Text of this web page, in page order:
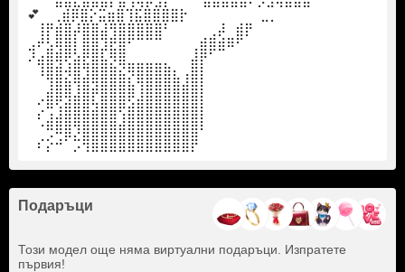
💕 ⠀⢀⣾⡿⣿⡕⣭⣶⣿⢹⣯⣿⣿⣿⣿⡗⠀⠀⠀⠀⠀⠀⠀⠀⣀⡀
⠀⢸⡟⣾⣿⡼⣿⣿⣼⢻⣿⣿⣿⣿⣿⠃⠀⠀⠀⠀⢀⡼⠀⣾⡟
⣠⠞⣣⢿⣿⡇⣿⣿⣹⣟⣿⠋⠉⠉⠉⠀⠀⠀⢀⣾⣿⣾⠿⠋
⠜⣴⣿⢿⢟⣵⣟⣿⣧⡻⣿⣀⣀⣀⣀⡀⠀⠀⣼⡟⠁
⠀⠸⣿⣿⡺⣿⣹⣿⣿⣿⣮⡻⣿⣿⣿⣿⣆⢠⣿⡇
⠀⠀⣸⣿⣿⢹⣿⣽⣿⣿⣿⣷⢹⣿⣿⣿⣿⣾⣿⡇
⠀⠔⣿⢟⣽⣿⣿⢧⣿⣿⣿⣫⣾⣿⣿⣿⣿⣿⣿⡇
⠀⠎⣰⣼⣿⣿⣿⣿⣿⣿⢱⣿⣿⣿⣿⣿⣿⣿⣿⡇
⠀⠈⢛⠿⣿⡹⣿⣿⣿⣿⣿⣿⣿⣿⣿⣿⣿⣿⣿⠃⠀⠀⠀⠀
⠀⠎⡕⠚⠁⡩⢻⣿⣿⣿⣿⣿⣿⣿⣿⣿⣿⣿⡟
Подаръци
Този модел още няма виртуални подаръци. Изпратете
първия!